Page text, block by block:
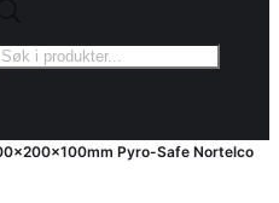
Products
Pyro-Safe Nortelco